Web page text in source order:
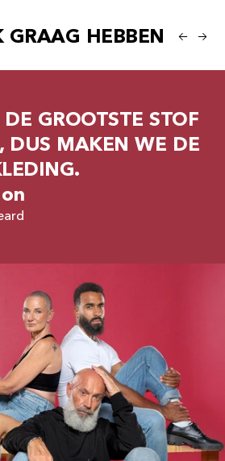
HEBBEN
GROOTSTE STOF
DUS MAKEN WE DE